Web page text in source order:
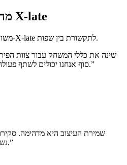
מה אומרים הצוותים על X-late
משוב אמיתי מצוותים המשתמשים ב-X-late לתקשורת בין שפות.
סוף אנחנו יכולים לשתף פעולה באופן טבעי, ללא מחסומי שפה.”
נשארים קריאים לחלוטין בכל שפה.”